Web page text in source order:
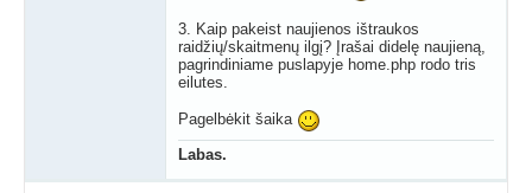
3. Kaip pakeist naujienos ištraukos
raidžių/skaitmenų ilgį? Įrašai didelę naujieną,
pagrindiniame puslapyje home.php rodo tris
eilutes.
Pagelbėkit šaika
Labas.